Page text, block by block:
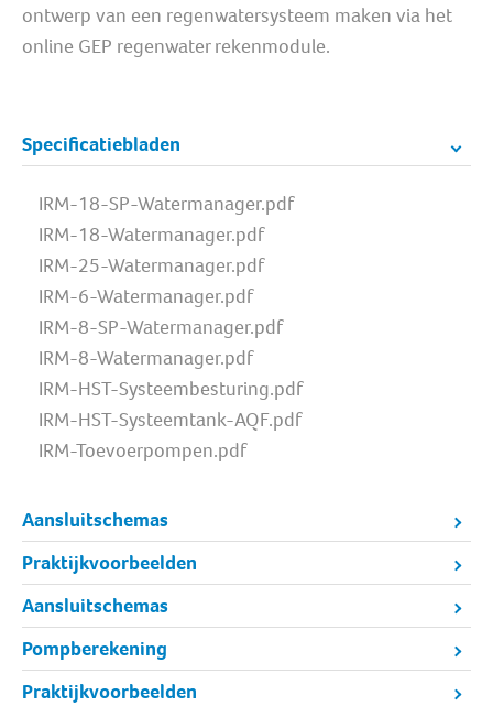
ontwerp van een regenwatersysteem maken via het
online GEP regenwater rekenmodule.
Specificatiebladen
IRM-18-SP-Watermanager.pdf
IRM-18-Watermanager.pdf
IRM-25-Watermanager.pdf
IRM-6-Watermanager.pdf
IRM-8-SP-Watermanager.pdf
IRM-8-Watermanager.pdf
IRM-HST-Systeembesturing.pdf
IRM-HST-Systeemtank-AQF.pdf
IRM-Toevoerpompen.pdf
Aansluitschemas
Praktijkvoorbeelden
Aansluitschemas
Pompberekening
Praktijkvoorbeelden